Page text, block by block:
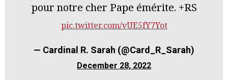
pour notre cher Pape émérite. +RS
pic.twitter.com/vUE5fY7Yot
— Cardinal R. Sarah (@Card_R_Sarah)
December 28, 2022